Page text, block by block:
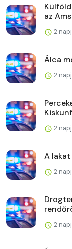
az
2
Álca
2
2
A
2
2